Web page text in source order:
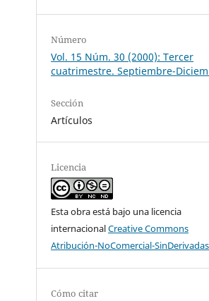
Número
Vol. 15 Núm. 30 (2000): Tercer
cuatrimestre. Septiembre-
Sección
Artículos
Licencia
Esta obra está bajo una licencia
internacionalCreative Commons
Atribución-NoComercial-
Cómo citar